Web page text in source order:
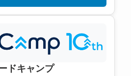
ドキャンプ